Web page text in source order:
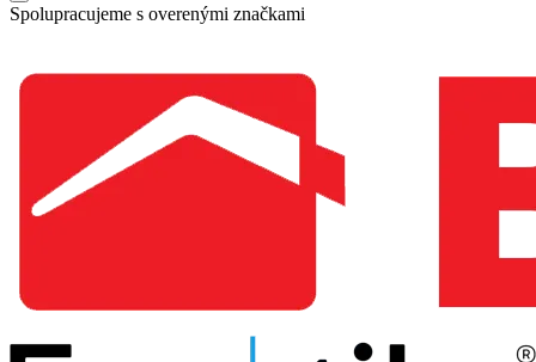
Spolupracujeme s overenými značkami